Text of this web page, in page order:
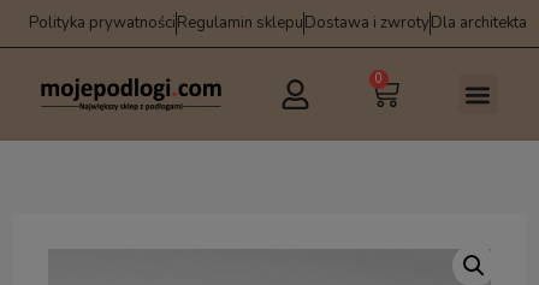
Polityka prywatnościRegulamin sklepuDostawa i zwrotyDla architekta
0